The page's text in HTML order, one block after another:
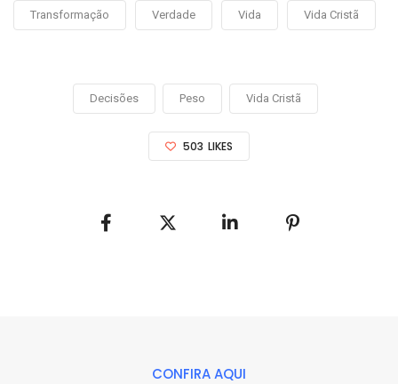
Transformação Verdade Vida Vida Cristã
Decisões Peso Vida Cristã
503 LIKES
CONFIRA AQUI